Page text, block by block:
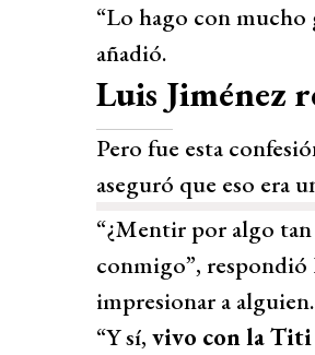
“Lo hago con mucho
añadió.
Luis Jiménez
Pero fue esta
aseguró que eso era
“¿Mentir por algo
conmigo”, respondió
impresionar a
“Y sí, vivo con la Titi